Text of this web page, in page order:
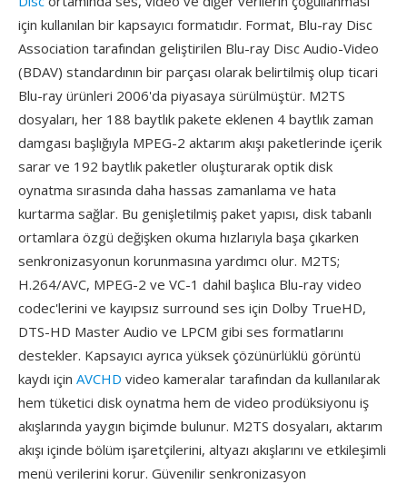
için kullanılan bir kapsayıcı formatıdır. Format, Blu-ray Disc
Association tarafından geliştirilen Blu-ray Disc Audio-Video
(BDAV) standardının bir parçası olarak belirtilmiş olup ticari
Blu-ray ürünleri 2006'da piyasaya sürülmüştür. M2TS
dosyaları, her 188 baytlık pakete eklenen 4 baytlık zaman
damgası başlığıyla MPEG-2 aktarım akışı paketlerinde içerik
sarar ve 192 baytlık paketler oluşturarak optik disk
oynatma sırasında daha hassas zamanlama ve hata
kurtarma sağlar. Bu genişletilmiş paket yapısı, disk tabanlı
ortamlara özgü değişken okuma hızlarıyla başa çıkarken
senkronizasyonun korunmasına yardımcı olur. M2TS;
H.264/AVC, MPEG-2 ve VC-1 dahil başlıca Blu-ray video
codec'lerini ve kayıpsız surround ses için Dolby TrueHD,
DTS-HD Master Audio ve LPCM gibi ses formatlarını
destekler. Kapsayıcı ayrıca yüksek çözünürlüklü görüntü
kaydı için AVCHD video kameralar tarafından da kullanılarak
hem tüketici disk oynatma hem de video prodüksiyonu iş
akışlarında yaygın biçimde bulunur. M2TS dosyaları, aktarım
akışı içinde bölüm işaretçilerini, altyazı akışlarını ve etkileşimli
menü verilerini korur. Güvenilir senkronizasyon